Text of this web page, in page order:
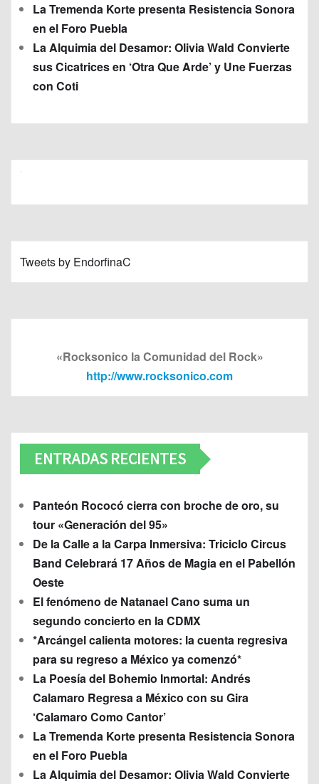
La Tremenda Korte presenta Resistencia Sonora
en el Foro Puebla
La Alquimia del Desamor: Olivia Wald Convierte
sus Cicatrices en ‘Otra Que Arde’ y Une Fuerzas
con Coti
Tweets by EndorfinaC
«Rocksonico la Comunidad del Rock»
http://www.rocksonico.com
ENTRADAS RECIENTES
Panteón Rococó cierra con broche de oro, su
tour «Generación del 95»
De la Calle a la Carpa Inmersiva: Triciclo Circus
Band Celebrará 17 Años de Magia en el Pabellón
Oeste
El fenómeno de Natanael Cano suma un
segundo concierto en la CDMX
*Arcángel calienta motores: la cuenta regresiva
para su regreso a México ya comenzó*
La Poesía del Bohemio Inmortal: Andrés
Calamaro Regresa a México con su Gira
‘Calamaro Como Cantor’
La Tremenda Korte presenta Resistencia Sonora
en el Foro Puebla
La Alquimia del Desamor: Olivia Wald Convierte